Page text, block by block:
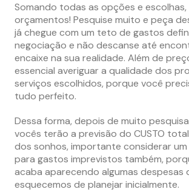
Somando todas as opções e
orçamentos! Pesquise muito e peça
já chegue com um teto de gastos
negociação e não descanse até
encaixe na sua realidade. Além de
essencial averiguar a qualidade dos
serviços escolhidos, porque você
tudo perfeito.
Dessa forma, depois de muito
vocês terão a previsão do CUSTO
dos sonhos, importante considerar
para gastos imprevistos também,
acaba aparecendo algumas despesas
esquecemos de planejar inicialmente.